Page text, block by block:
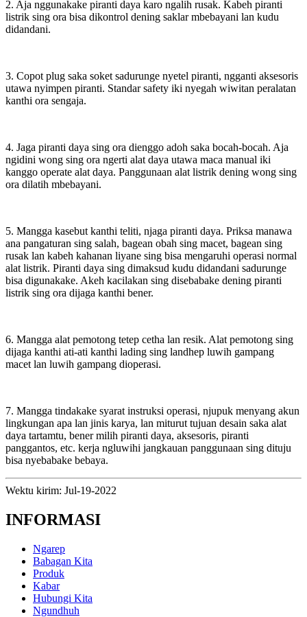
2. Aja nggunakake piranti daya karo ngalih rusak. Kabeh piranti
listrik sing ora bisa dikontrol dening saklar mbebayani lan kudu
didandani.
3. Copot plug saka soket sadurunge nyetel piranti, ngganti aksesoris
utawa nyimpen piranti. Standar safety iki nyegah wiwitan peralatan
kanthi ora sengaja.
4. Jaga piranti daya sing ora dienggo adoh saka bocah-bocah. Aja
ngidini wong sing ora ngerti alat daya utawa maca manual iki
kanggo operate alat daya. Panggunaan alat listrik dening wong sing
ora dilatih mbebayani.
5. Mangga kasebut kanthi teliti, njaga piranti daya. Priksa manawa
ana pangaturan sing salah, bagean obah sing macet, bagean sing
rusak lan kabeh kahanan liyane sing bisa mengaruhi operasi normal
alat listrik. Piranti daya sing dimaksud kudu didandani sadurunge
bisa digunakake. Akeh kacilakan sing disebabake dening piranti
listrik sing ora dijaga kanthi bener.
6. Mangga alat pemotong tetep cetha lan resik. Alat pemotong sing
dijaga kanthi ati-ati kanthi lading sing landhep luwih gampang
macet lan luwih gampang dioperasi.
7. Mangga tindakake syarat instruksi operasi, njupuk menyang akun
lingkungan apa lan jinis karya, lan miturut tujuan desain saka alat
daya tartamtu, bener milih piranti daya, aksesoris, piranti
panggantos, etc. kerja ngluwihi jangkauan panggunaan sing dituju
bisa nyebabake bebaya.
Wektu kirim: Jul-19-2022
INFORMASI
Ngarep
Babagan Kita
Produk
Kabar
Hubungi Kita
Ngundhuh